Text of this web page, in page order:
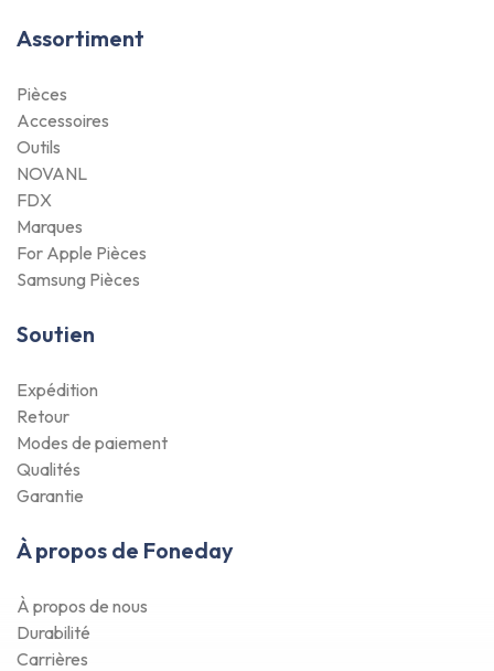
Assortiment
Pièces
Accessoires
Outils
NOVANL
FDX
Marques
For Apple Pièces
Samsung Pièces
Soutien
Expédition
Retour
Modes de paiement
Qualités
Garantie
À propos de Foneday
À propos de nous
Durabilité
Carrières